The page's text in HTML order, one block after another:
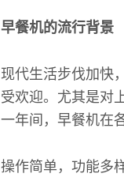
早餐机的流行背景
现代生活步伐加快
受欢迎。尤其是对
一年间，早餐机在
操作简单，功能多